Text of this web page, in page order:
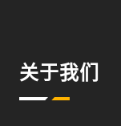
关于我们